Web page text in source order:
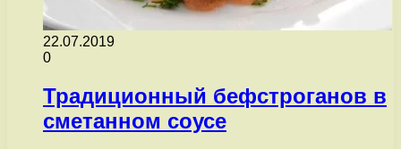
22.07.2019
0
Традиционный бефстроганов в
сметанном соусе